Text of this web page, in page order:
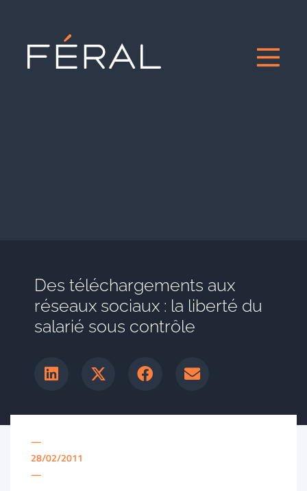
Des téléchargements aux
réseaux sociaux : la liberté du
salarié sous contrôle
—
28/02/2011
—